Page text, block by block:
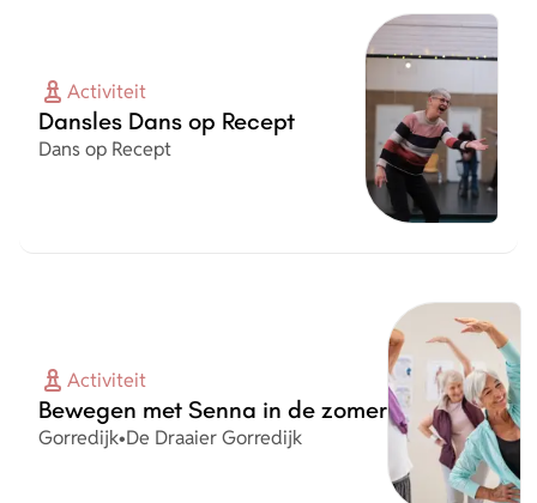
Activiteit
Dansles Dans op Recept
Organisatie
Dans op Recept
Activiteit
Bewegen met Senna in de zomer
Plaats
Gorredijk•Organisatie
De Draaier Gorredijk